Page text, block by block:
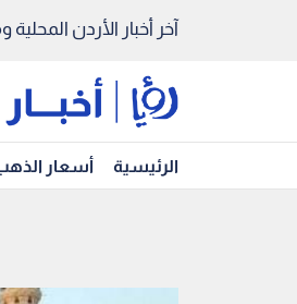
آخر أخبار الأردن
الرئيسية أسعار